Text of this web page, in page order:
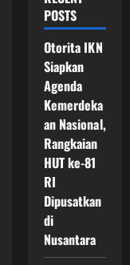
POSTS
Otorita IKN
Siapkan
Agenda
Kemerdeka
an Nasional,
Rangkaian
HUT ke-81
RI
Dipusatkan
di
Nusantara